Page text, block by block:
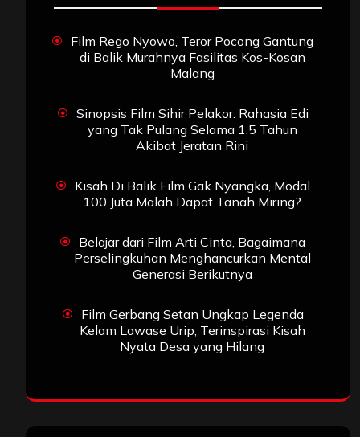
Film Rego Nyowo, Teror Pocong Gantung
di Balik Murahnya Fasilitas Kos-Kosan
Malang
Sinopsis Film Sihir Pelakor: Rahasia Edi
yang Tak Pulang Selama 1,5 Tahun
Akibat Jeratan Rini
Kisah Di Balik Film Gak Nyangka, Modal
100 Juta Malah Dapat Tanah Miring?
Belajar dari Film Arti Cinta, Bagaimana
Perselingkuhan Menghancurkan Mental
Generasi Berikutnya
Film Gerbang Setan Ungkap Legenda
Kelam Lawase Urip, Terinspirasi Kisah
Nyata Desa yang Hilang